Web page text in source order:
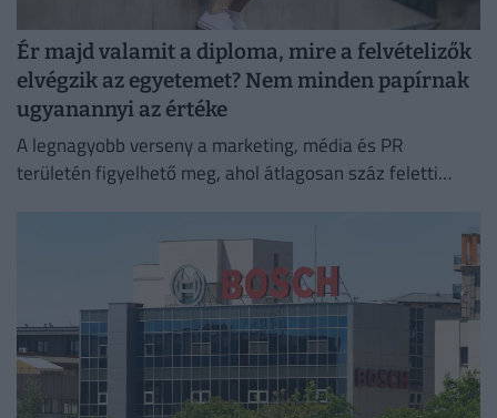
Ér majd valamit a diploma, mire a felvételizők
elvégzik az egyetemet? Nem minden papírnak
ugyanannyi az értéke
A legnagyobb verseny a marketing, média és PR
területén figyelhető meg, ahol átlagosan száz feletti